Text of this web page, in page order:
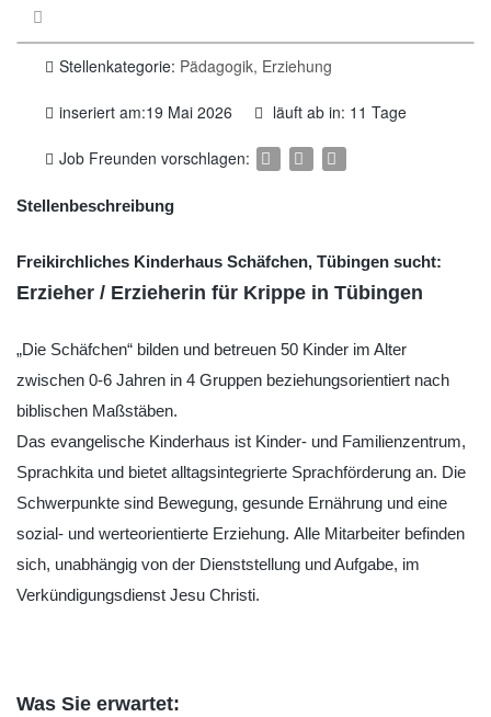
Stellenkategorie: Pädagogik, Erziehung
inseriert am:19 Mai 2026 läuft ab in: 11 Tage
Job Freunden vorschlagen:
Stellenbeschreibung
Freikirchliches Kinderhaus Schäfchen, Tübingen sucht:
Erzieher / Erzieherin für Krippe in Tübingen
„Die Schäfchen“ bilden und betreuen 50 Kinder im Alter
zwischen 0-6 Jahren in 4 Gruppen beziehungsorientiert nach
biblischen Maßstäben.
Das evangelische Kinderhaus ist Kinder- und Familienzentrum,
Sprachkita und bietet alltagsintegrierte Sprachförderung an. Die
Schwerpunkte sind Bewegung, gesunde Ernährung und eine
sozial- und werteorientierte Erziehung. Alle Mitarbeiter befinden
sich, unabhängig von der Dienststellung und Aufgabe, im
Verkündigungsdienst Jesu Christi.
Was Sie erwartet: